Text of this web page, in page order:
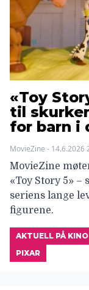
«Toy
til
for barn i
MovieZine - 14.6.2026
MovieZine
«Toy Story 5» –
seriens lange
figurene.
AKTUELL PÅ KINO
PIXAR